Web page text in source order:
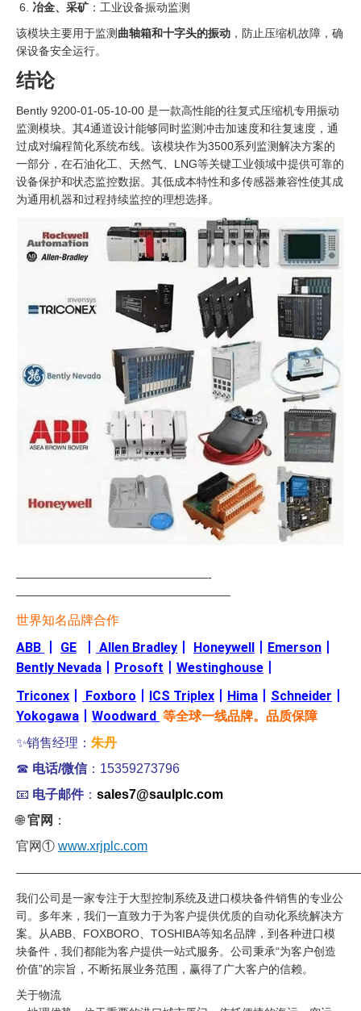
冶金、采矿 ：工业设备振动监测
该模块主要用于监测 曲轴箱和十字头的振动 ，防止压缩机故障，确
保设备安全运行。
结论
Bently 9200-01-05-10-00 是一款高性能的往复式压缩机专用振动
监测模块。其4通道设计能够同时监测冲击加速度和往复速度，通
过成对编程简化系统布线。该模块作为3500系列监测解决方案的
一部分，在石油化工、天然气、LNG等关键工业领域中提供可靠的
设备保护和状态监控数据。其低成本特性和多传感器兼容性使其成
为通用机器和过程持续监控的理想选择。
—————————————————-
———————————————————
世界知名品牌合作
ABB GE Allen Bradley Honeywell Emerson
Bently Nevada
Prosoft Westinghouse
Triconex
Foxboro ICS Triplex Hima Schneider
Yokogawa
Woodward 等全球一线品牌。品质保障
✨销售经理： 朱丹
☎ 电话/微信：15359273796
📧 电子邮件： sales7@saulplc.com
🌐官网 ：
官网① www.xrjplc.com
我们公司是一家专注于大型控制系统及进口模块备件销售的专业公
司。多年来，我们一直致力于为客户提供优质的自动化系统解决方
案。从ABB、FOXBORO、TOSHIBA等知名品牌，到各种进口模
块备件，我们都能为客户提供一站式服务。公司秉承“为客户创造
价值”的宗旨，不断拓展业务范围，赢得了广大客户的信赖。
关于物流